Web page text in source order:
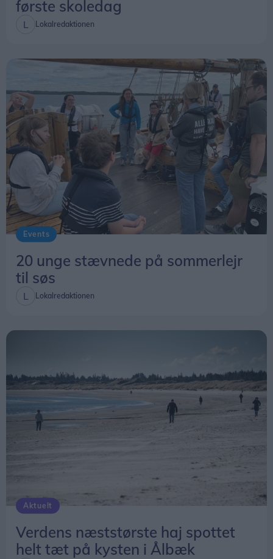
første skoledag
Lokalredaktionen
Events
20 unge stævnede på sommerlejr
til søs
Lokalredaktionen
Aktuelt
Verdens næststørste haj spottet
helt tæt på kysten i Ålbæk